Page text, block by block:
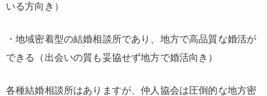
いる方向き）
・地域密着型の結婚相談所であり、地方で高品質な婚活が
できる（出会いの質も妥協せず地方で婚活向き）
各種結婚相談所はありますが、仲人協会は圧倒的な地方密